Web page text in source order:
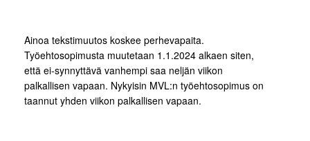
Ainoa tekstimuutos koskee perhevapaita.
Työehtosopimusta muutetaan 1.1.2024 alkaen siten,
että ei-synnyttävä vanhempi saa neljän viikon
palkallisen vapaan. Nykyisin MVL:n työehtosopimus on
taannut yhden viikon palkallisen vapaan.